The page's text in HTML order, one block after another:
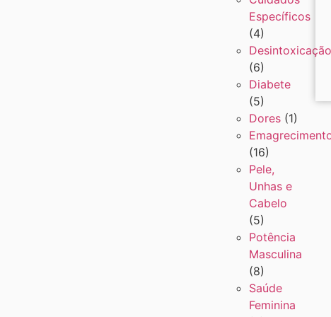
Específicos
(4)
Desintoxicação
(6)
Diabete
(5)
Dores (1)
(16)
Pele,
Unhas e
Cabelo
(5)
Potência
Masculina
(8)
Saúde
Feminina